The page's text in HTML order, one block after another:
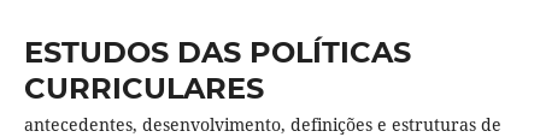
ESTUDOS DAS POLÍTICAS
CURRICULARES
antecedentes, desenvolvimento, definições e estruturas de